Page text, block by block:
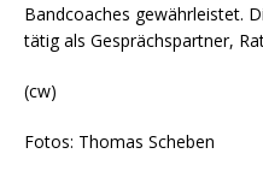
Bandcoaches gewährleistet.
tätig als Gesprächspartner,
(cw)
Fotos: Thomas Scheben